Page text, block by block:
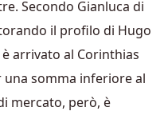
Secondo Gianluca di
il profilo di Hugo
è arrivato al Corinthias
una somma inferiore al
mercato, però, è